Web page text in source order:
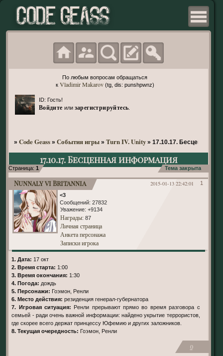
По любым вопросам обращаться
к Vladimir Makarov(tg, dis: punshpwnz)
ID: Гость!
Войдите или зарегистрируйтесь
» Code Geass » События игры » Turn IV. Unity » 17.10.17. Бесценная
17.10.17. Бесценная информация
Страница: 1 Тема закрыта
1
2015-01-13 22:42:01
Nunnaly vi Britannia
<3
Сообщений: 27832
Уважение: +9134
Награды: 87
Личная страница
Анкета персонажа
Записки игрока
1. Дата: 17 окт
2. Время старта: 1:00
3. Время окончания: 1:30
4. Погода: дождь
5. Персонажи: Гоэмон, Ренли
6. Место действия: резиденция генерал-губернатора
7. Игровая ситуация: Ренли прерывают прямо во время разговора с
семьей - ради очень важной информации: найдено укрытие террористов,
где скорее всего держат принцессу Юфемию и других заложников.
8. Текущая очередность: Гоэмон, Ренли
0